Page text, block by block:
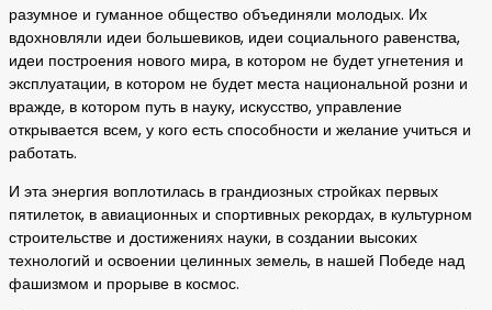
разумное и гуманное общество объединяли молодых. Их
вдохновляли идеи большевиков, идеи социального равенства,
идеи построения нового мира, в котором не будет угнетения и
эксплуатации, в котором не будет места национальной розни и
вражде, в котором путь в науку, искусство, управление
открывается всем, у кого есть способности и желание учиться и
работать.
И эта энергия воплотилась в грандиозных стройках первых
пятилеток, в авиационных и спортивных рекордах, в культурном
строительстве и достижениях науки, в создании высоких
технологий и освоении целинных земель, в нашей Победе над
фашизмом и прорыве в космос.